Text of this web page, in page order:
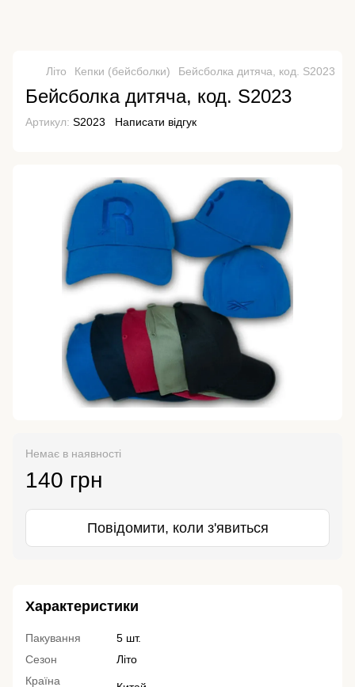
Літо Кепки (бейсболки) Бейсболка дитяча, код. S2023
Бейсболка дитяча, код. S2023
Артикул: S2023 Написати відгук
Немає в наявності
140 грн
Повідомити, коли з'явиться
Характеристики
Пакування
5 шт.
Сезон
Літо
Країна